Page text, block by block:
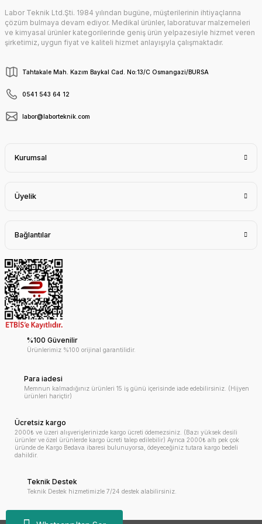
Gönder
Labor Teknik Ltd.Şti. 1984 yılından bugüne, müşterilerinin ihtiyaçlarına
çözüm bulmaya devam ediyor. Medikal ürünler, laboratuvar malzemeleri
ve kimyasal ürünler kategorilerinde geniş ürün yelpazesiyle hizmet veren
şirketimiz, uygun fiyat ve kaliteli hizmet anlayışıyla çalışmaktadır.
Tahtakale Mah. Kazım Baykal Cad. No:13/C Osmangazi/BURSA
0541 543 64 12
labor@laborteknik.com
Kurumsal
Üyelik
Bağlantılar
%100 Güvenilir
Ürünlerimiz %100 orijinal garantilidir.
Para iadesi
Memnun kalmadığınız ürünleri 15 iş günü içerisinde iade edebilirsiniz. (Hijyen
ürünleri hariçtir)
Ücretsiz kargo
2000₺ ve üzeri alışverişlerinizde kargo ücreti ödemezsiniz. (Bazı yüksek desili
ürünler ve özel ürünlerde kargo ücreti talep edilebilir) Ayrıca 2000₺ altı pek çok
üründe de Kargo Bedava ibaresi bulunuyorsa, ödeyeceğiniz tutara kargo bedeli
dahildir.
Teknik Destek
Teknik Destek hizmetimizle 7/24 destek alabilirsiniz.